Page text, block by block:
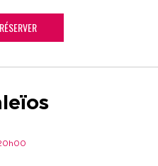
RÉSERVER